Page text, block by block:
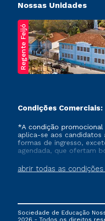
Nossas Unidades
Regente Feijó
Condições Comerciais:
abrir todas as
*A condição promocional
aplica-se aos candidatos
formas de ingresso,
agendada, que ofertam
que ainda não tenham
cancelado ou trancado
via FIES, Prouni e outros
não se acumula com
Sociedade de Educação
2026 - Todos os direitos